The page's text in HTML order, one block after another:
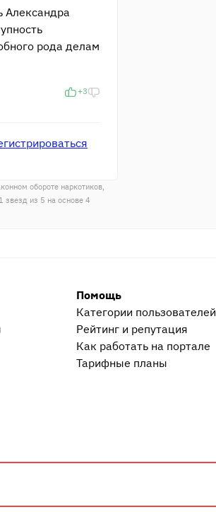
Александра
рода делам
+3
обороте наркотиков,
1 звезд из 5 на основе 4
Помощь
Категории пользователей
Рейтинг и репутация
Как работать на портале
Тарифные планы